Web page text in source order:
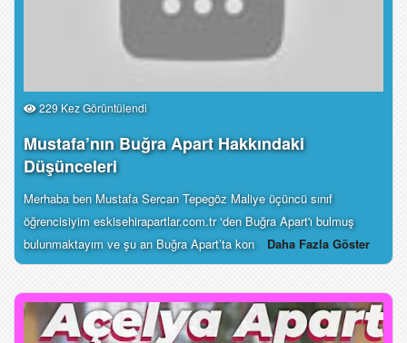
229 Kez Görüntülendi
Mustafa’nın Buğra Apart Hakkındaki
Düşünceleri
Merhaba ben Mustafa Sercan Tepegöz Maliye üçüncü sınıf
öğrencisiyim eskisehirapartlar.com.tr ‘den Buğra Apart'ı bulmuş
bulunmaktayım ve şu an Buğra Apart’ta kon
Daha Fazla Göster